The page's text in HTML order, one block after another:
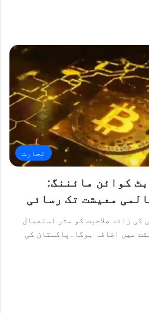
تجارت
کوائن مائننگ:
معیشت تک رسائی
کی زائد صلاحیت کو مثر استعمال
میں اضافہ ہوگا۔پاکستان کی